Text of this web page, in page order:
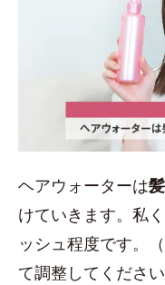
ヘアウォーターは
けていきます。私
ッシュ程度です。
て調整してください